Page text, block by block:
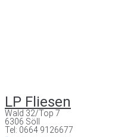
LP Fliesen
Wald 32/Top 7
6306 Söll
Tel: 0664 9126677